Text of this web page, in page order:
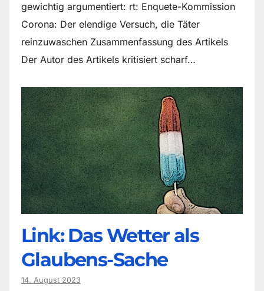
gewichtig argumentiert: rt: Enquete-Kommission
Corona: Der elendige Versuch, die Täter
reinzuwaschen Zusammenfassung des Artikels
Der Autor des Artikels kritisiert scharf…
Link: Das Wetter als
Glaubens-Sache
14. August 2023